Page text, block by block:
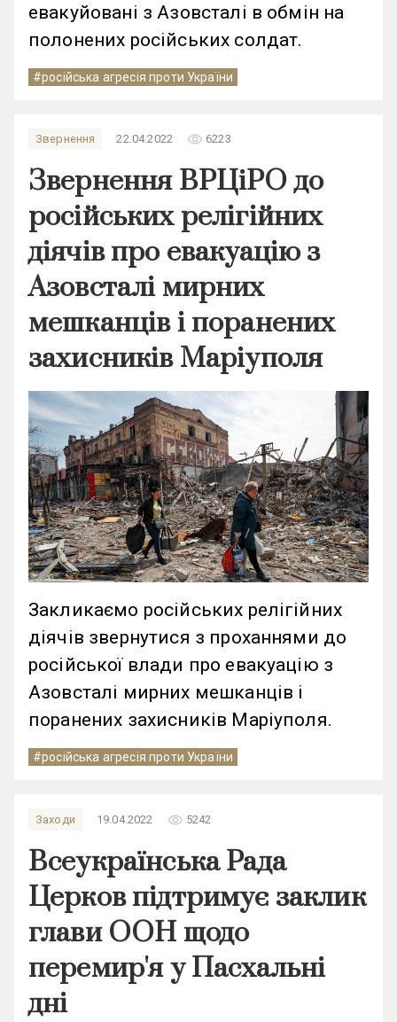
евакуйовані з Азовсталі в обмін на
полонених російських солдат.
#російська агресія проти України
Звернення 22.04.2022 remove_red_eye 6223
Звернення ВРЦіРО до
російських релігійних
діячів про евакуацію з
Азовсталі мирних
мешканців і поранених
захисників Маріуполя
Закликаємо російських релігійних
діячів звернутися з проханнями до
російської влади про евакуацію з
Азовсталі мирних мешканців і
поранених захисників Маріуполя.
#російська агресія проти України
Заходи 19.04.2022 remove_red_eye 5242
Всеукраїнська Рада
Церков підтримує заклик
глави ООН щодо
перемир'я у Пасхальні
дні